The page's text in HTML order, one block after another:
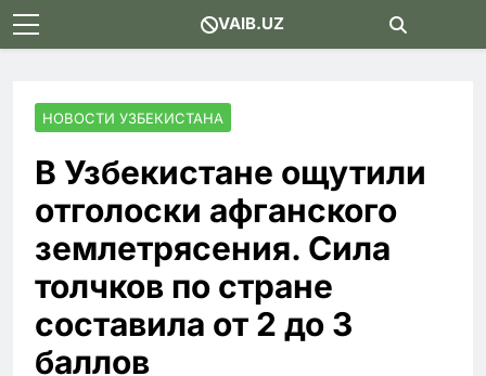
Skip
to
VAIB.UZ
НОВОСТИ УЗБЕКИСТАНА
В Узбекистане ощутили
отголоски афганского
землетрясения. Сила
толчков по стране
составила от 2 до 3
баллов